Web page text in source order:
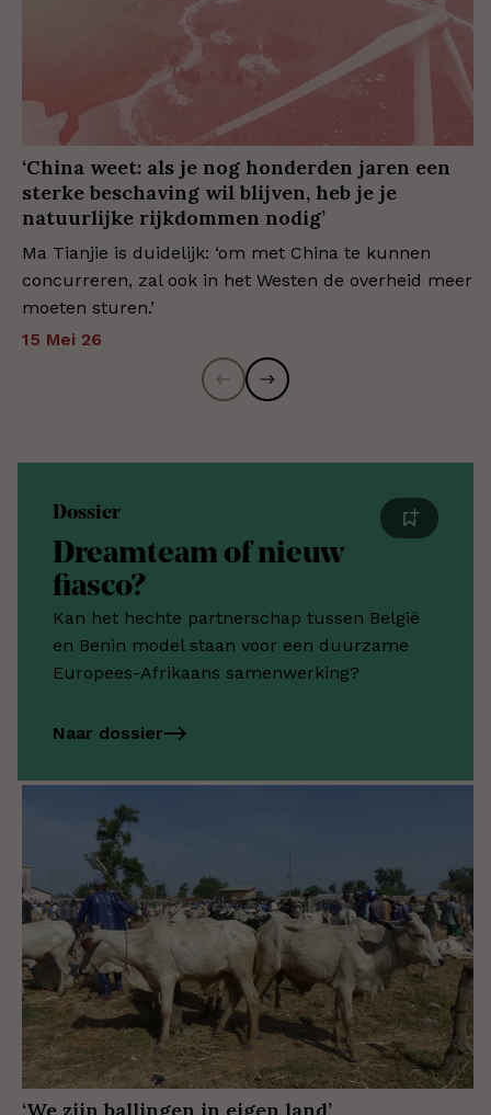
‘China weet: als je nog honderden jaren een
sterke beschaving wil blijven, heb je je
natuurlijke rijkdommen nodig’
Ma Tianjie is duidelijk: ‘om met China te kunnen
concurreren, zal ook in het Westen de overheid meer
moeten sturen.’
15 Mei 26
Dossier
Dreamteam of nieuw
fiasco?
Kan het hechte partnerschap tussen België
en Benin model staan voor een duurzame
Europees-Afrikaans samenwerking?
Naar dossier